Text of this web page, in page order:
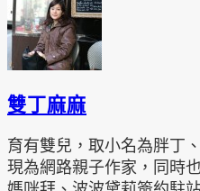
雙丁麻麻
育有雙兒，取小名為胖丁
現為網路親子作家，同時